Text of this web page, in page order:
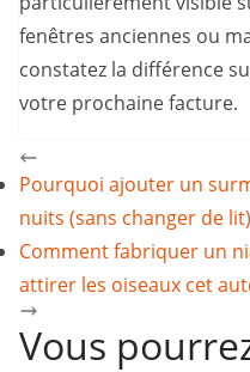
fenêtres anciennes ou
constatez la différence
votre prochaine facture.
Pourquoi ajouter un
nuits (sans changer de lit)
Comment fabriquer un
attirer les oiseaux cet
Vous